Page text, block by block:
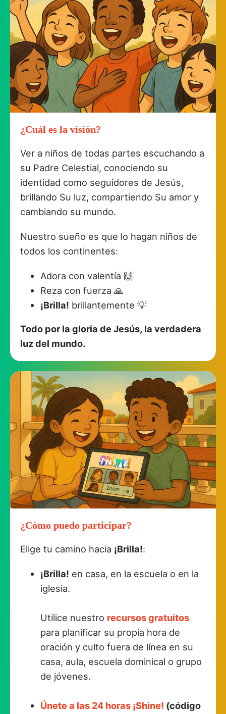
¿Cuál es la visión?
Ver a niños de todas partes escuchando a
su Padre Celestial, conociendo su
identidad como seguidores de Jesús,
brillando Su luz, compartiendo Su amor y
cambiando su mundo.
Nuestro sueño es que lo hagan niños de
todos los continentes:
Adora con valentía 🙌
Reza con fuerza 🙏
¡Brilla! brillantemente 💡
Todo por la gloria de Jesús, la verdadera
luz del mundo.
¿Cómo puedo participar?
Elige tu camino hacia ¡Brilla!:
¡Brilla! en casa, en la escuela o en la
iglesia.
Utilice nuestro recursos gratuitos
para planificar su propia hora de
oración y culto fuera de línea en su
casa, aula, escuela dominical o grupo
de jóvenes.
Únete a las 24 horas ¡Shine! (código